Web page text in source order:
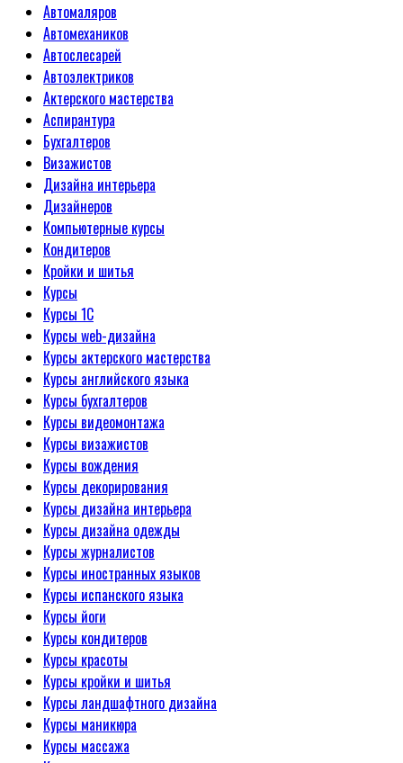
Автомаляров
Автомехаников
Автослесарей
Автоэлектриков
Актерского мастерства
Аспирантура
Бухгалтеров
Визажистов
Дизайна интерьера
Дизайнеров
Компьютерные курсы
Кондитеров
Кройки и шитья
Курсы
Курсы 1С
Курсы web-дизайна
Курсы актерского мастерства
Курсы английского языка
Курсы бухгалтеров
Курсы видеомонтажа
Курсы визажистов
Курсы вождения
Курсы декорирования
Курсы дизайна интерьера
Курсы дизайна одежды
Курсы журналистов
Курсы иностранных языков
Курсы испанского языка
Курсы йоги
Курсы кондитеров
Курсы красоты
Курсы кройки и шитья
Курсы ландшафтного дизайна
Курсы маникюра
Курсы массажа